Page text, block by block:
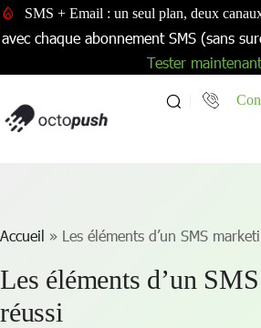
SMS + Email : un seul plan, deux
avec chaque abonnement SMS (sans
Tester maintenant
Accueil » Les éléments d’un SMS
Les éléments d’un
réussi